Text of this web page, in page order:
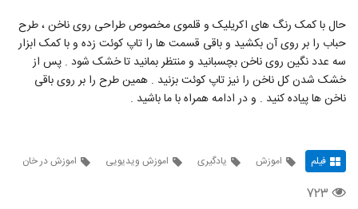
حال با کمک رنگ های اکریلیک و قلموی مخصوص طراحی روی ناخن ، طرح
حباب را بر روی آن بکشید و باقی قسمت ها را تاپ کوئت زده و با کمک ابزار
سه عدد نگین روی ناخن بچسبانید و منتظر بمانید تا خشک شود . پس از
خشک شدن کل ناخن را نیز تاپ کوئت بزنید . همین طرح را بر روی باقی
ناخن ها پیاده کنید . و در ادامه همراه با ما باشید .
فیلم اموزش یادگیری اموزش ویدیویی اموزش در خان
۷۲۳